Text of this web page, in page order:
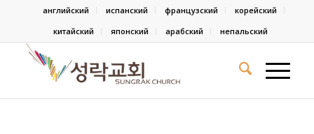
английский испанский французский
корейский
китайский
японский арабский непальский